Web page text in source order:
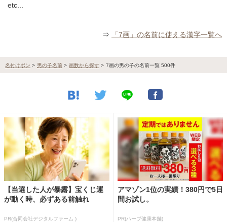
etc...
⇒ 「7画」の名前に使える漢字一覧へ
名付けポン > 男の子名前 > 画数から探す > 7画の男の子の名前一覧 500件
【当選した人が暴露】宝くじ運
が動く時、必ずある前触れ
PR(合同会社デジタルファーム )
アマゾン1位の実績！380円で5日
間お試し。
PR(ハーブ健康本舗)